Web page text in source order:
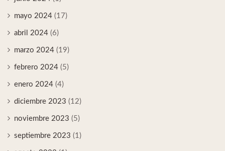
mayo 2024 (17)
abril 2024 (6)
marzo 2024 (19)
febrero 2024 (5)
enero 2024 (4)
diciembre 2023 (12)
noviembre 2023 (5)
septiembre 2023 (1)